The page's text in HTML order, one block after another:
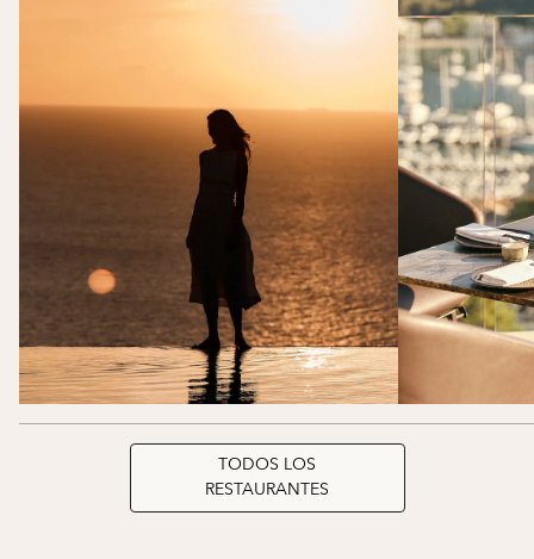
TODOS LOS
RESTAURANTES